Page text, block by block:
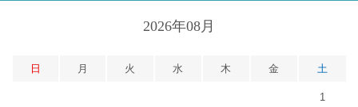
2026年08月
日 月 火 水 木 金 土
1